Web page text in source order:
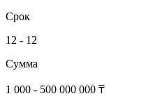
Срок
12 - 12
Сумма
1 000 - 500 000 000 ₸